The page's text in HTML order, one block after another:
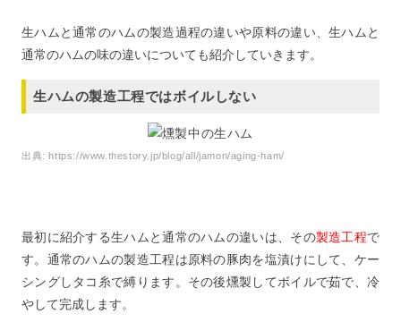
生ハムと通常のハムの製造過程の違いや原料の違い、生ハムと
通常のハムの味の違いについても紹介していきます。
生ハムの製造工程ではボイルしない
出典:https://www.thestory.jp/blog/all/jamon/aging-ham/
最初に紹介する生ハムと通常のハムの違いは、その製造工程で
す。通常のハムの製造工程は原料の豚肉を塩漬けにして、ケー
シングしタコ糸で縛ります。その後燻製してボイルで茹で、冷
やして完成します。